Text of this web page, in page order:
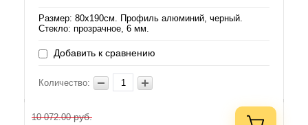
Размер: 80х190см. Профиль алюминий, черный.
Стекло: прозрачное, 6 мм.
Добавить к сравнению
Количество:
10 072.00руб.